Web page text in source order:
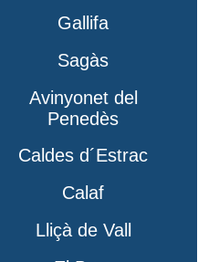
Gallifa
Sagàs
Avinyonet del
Penedès
Caldes d´Estrac
Calaf
Lliçà de Vall